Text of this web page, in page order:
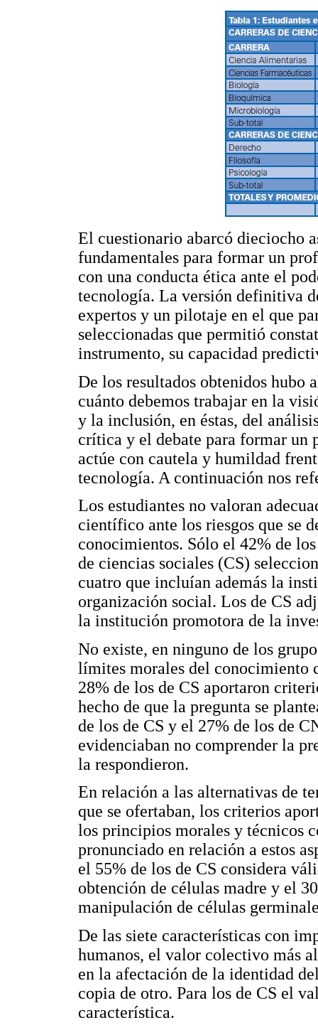
El cuestionario abarcó dieciocho
fundamentales para formar un
con una conducta ética ante el
tecnología. La versión definitiva
expertos y un pilotaje en el que
seleccionadas que permitió
instrumento, su capacidad
De los resultados obtenidos hubo
cuánto debemos trabajar en la
y la inclusión, en éstas, del
crítica y el debate para formar un
actúe con cautela y humildad
tecnología. A continuación nos
Los estudiantes no valoran
científico ante los riesgos que se
conocimientos. Sólo el 42% de
de ciencias sociales (CS)
cuatro que incluían además la
organización social. Los de CS
la institución promotora de la
No existe, en ninguno de los
límites morales del conocimiento
28% de los de CS aportaron
hecho de que la pregunta se
de los de CS y el 27% de los de
evidenciaban no comprender la
la respondieron.
En relación a las alternativas de
que se ofertaban, los criterios
los principios morales y técnicos
pronunciado en relación a estos
el 55% de los de CS considera
obtención de células madre y el
manipulación de células
De las siete características con
humanos, el valor colectivo más
en la afectación de la identidad
copia de otro. Para los de CS el
característica.